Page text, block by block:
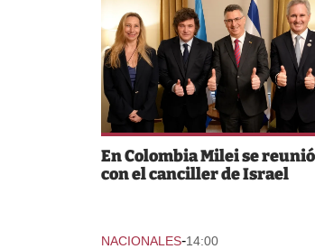
En Colombia Milei se reunió
con el canciller de Israel
NACIONALES-14:00